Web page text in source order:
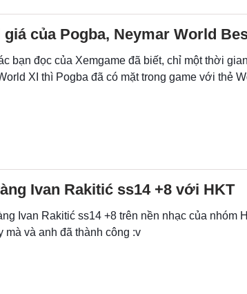
giá của Pogba, Neymar World
bạn đọc của Xemgame đã biết, chỉ một thời
XI thì Pogba đã có mặt trong game với thẻ
Ivan Rakitić ss14 +8 với HKT
Ivan Rakitić ss14 +8 trên nền nhạc của nhóm
mà và anh đã thành công :v